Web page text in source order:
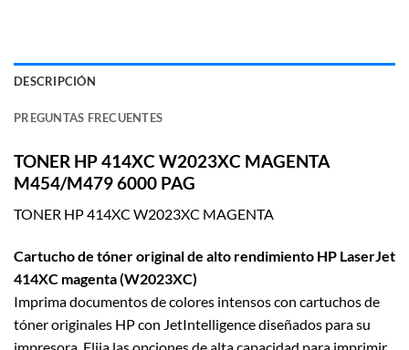
DESCRIPCIÓN
PREGUNTAS FRECUENTES
TONER HP 414XC W2023XC MAGENTA
M454/M479 6000 PAG
TONER HP 414XC W2023XC MAGENTA
Cartucho de tóner original de alto rendimiento HP LaserJet
414XC magenta (W2023XC)
Imprima documentos de colores intensos con cartuchos de
tóner originales HP con JetIntelligence diseñados para su